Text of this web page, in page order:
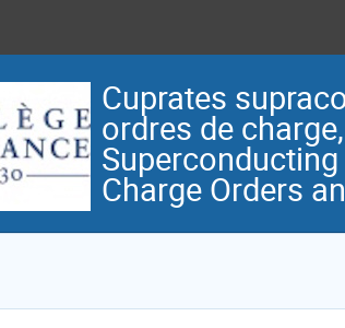
Cuprates
ordres de
Charge Orders